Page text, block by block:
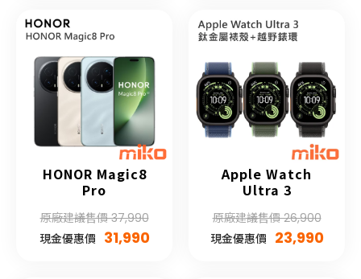
HONOR Magic8
Pro
原廠建議售價 37,990
現金優惠價 31,990
Apple Watch
Ultra 3
原廠建議售價 26,900
現金優惠價 23,990